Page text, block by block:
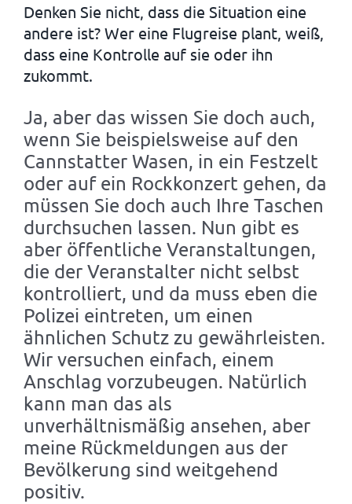
Denken Sie nicht, dass die Situation eine
andere ist? Wer eine Flugreise plant, weiß,
dass eine Kontrolle auf sie oder ihn
zukommt.
Ja, aber das wissen Sie doch auch,
wenn Sie beispielsweise auf den
Cannstatter Wasen, in ein Festzelt
oder auf ein Rockkonzert gehen, da
müssen Sie doch auch Ihre Taschen
durchsuchen lassen. Nun gibt es
aber öffentliche Veranstaltungen,
die der Veranstalter nicht selbst
kontrolliert, und da muss eben die
Polizei eintreten, um einen
ähnlichen Schutz zu gewährleisten.
Wir versuchen einfach, einem
Anschlag vorzubeugen. Natürlich
kann man das als
unverhältnismäßig ansehen, aber
meine Rückmeldungen aus der
Bevölkerung sind weitgehend
positiv.